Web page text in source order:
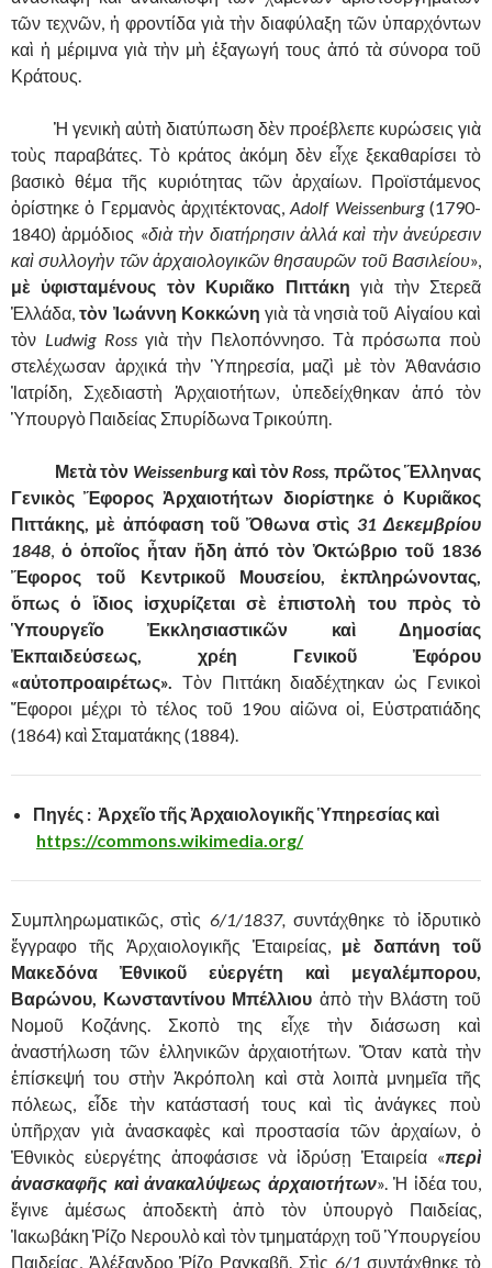
τῶν τεχνῶν, ἡ φροντίδα γιὰ τὴν διαφύλαξη τῶν ὑπαρχόντων
καὶ ἡ μέριμνα γιὰ τὴν μὴ ἐξαγωγή τους ἀπό τὰ σύνορα τοῦ
Κράτους.
Ἡ γενικὴ αὐτὴ διατύπωση δὲν προέβλεπε κυρώσεις γιὰ
τοὺς παραβάτες. Τὸ κράτος ἀκόμη δὲν εἶχε ξεκαθαρίσει τὸ
βασικὸ θέμα τῆς κυριότητας τῶν ἀρχαίων. Προϊστάμενος
ὁρίστηκε ὁ Γερμανὸς ἀρχιτέκτονας,Adolf Weissenburg(1790-
1840) ἁρμόδιος «διὰ τὴν διατήρησιν ἀλλά καὶ τὴν ἀνεύρεσιν
καὶ συλλογὴν τῶν ἀρχαιολογικῶν θησαυρῶν τοῦ Βασιλείου»,
μὲ ὑφισταμένους τὸν Κυριᾶκο Πιττάκη γιὰ τὴν Στερεᾶ
Ἑλλάδα,τὸν Ἰωάννη Κοκκώνη γιὰ τὰ νησιὰ τοῦ Αἰγαίου καὶ
τὸν Ludwig Rossγιὰ τὴν Πελοπόννησο. Τὰ πρόσωπα ποὺ
στελέχωσαν ἀρχικά τὴν Ὑπηρεσία, μαζὶ μὲ τὸν Ἀθανάσιο
Ἰατρίδη, Σχεδιαστὴ Ἀρχαιοτήτων, ὑπεδείχθηκαν ἀπό τὸν
Ὑπουργὸ Παιδείας Σπυρίδωνα Τρικούπη.
Μετὰ τὸν Weissenburgκαὶ τὸνRoss, πρῶτος Ἕλληνας
Γενικὸς Ἔφορος Ἀρχαιοτήτων διορίστηκε ὁ Κυριᾶκος
Πιττάκης, μὲ ἀπόφαση τοῦ Ὄθωνα στὶς 31 Δεκεμβρίου
1848, ὁ ὁποῖος ἦταν ἤδη ἀπό τὸν Ὀκτώβριο τοῦ 1836
Ἔφορος τοῦ Κεντρικοῦ Μουσείου, ἐκπληρώνοντας,
ὅπως ὁ ἴδιος ἰσχυρίζεται σὲ ἐπιστολὴ του πρὸς τὸ
Ὑπουργεῖο Ἐκκλησιαστικῶν καὶ Δημοσίας
Ἐκπαιδεύσεως, χρέη Γενικοῦ Ἐφόρου
«αὐτοπροαιρέτως». Τὸν Πιττάκη διαδέχτηκαν ὡς Γενικοὶ
Ἔφοροι μέχρι τὸ τέλος τοῦ 19ου αἰῶνα οἱ, Εὐστρατιάδης
(1864) καὶ Σταματάκης (1884).
Πηγές : Ἀρχεῖο τῆς Ἀρχαιολογικῆς Ὑπηρεσίας καὶ
https://commons.wikimedia.org/
Συμπληρωματικῶς, στὶς 6/1/1837, συντάχθηκε τὸ ἱδρυτικὸ
ἔγγραφο τῆς Ἀρχαιολογικῆς Ἑταιρείας, μὲ δαπάνη τοῦ
Μακεδόνα Ἐθνικοῦ εὐεργέτη καὶ μεγαλέμπορου,
Βαρώνου, Κωνσταντίνου Μπέλλιου ἀπὸ τὴν Βλάστη τοῦ
Νομοῦ Κοζάνης. Σκοπὸ της εἶχε τὴν διάσωση καὶ
ἀναστήλωση τῶν ἑλληνικῶν ἀρχαιοτήτων. Ὅταν κατὰ τὴν
ἐπίσκεψή του στὴν Ἀκρόπολη καὶ στὰ λοιπὰ μνημεῖα τῆς
πόλεως, εἶδε τὴν κατάστασή τους καὶ τὶς ἀνάγκες ποὺ
ὑπῆρχαν γιὰ ἀνασκαφὲς καὶ προστασία τῶν ἀρχαίων, ὁ
Ἐθνικὸς εὐεργέτης ἀποφάσισε νὰ ἱδρύσῃ Ἑταιρεία «περὶ
ἀνασκαφῆς καὶ ἀνακαλύψεως ἀρχαιοτήτων». Ἡ ἰδέα του,
ἔγινε ἀμέσως ἀποδεκτὴ ἀπὸ τὸν ὑπουργὸ Παιδείας,
Ἰακωβάκη Ῥίζο Νερουλὸ καὶ τὸν τμηματάρχη τοῦ Ὑπουργείου
Παιδείας, Ἀλέξανδρο Ῥίζο Ραγκαβῆ. Στὶς 6/1 συντάχθηκε τὸ